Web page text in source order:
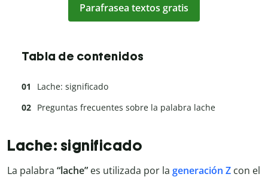
Parafrasea textos gratis
Tabla de contenidos
Lache: significado
Preguntas frecuentes sobre la palabra lache
Lache: significado
La palabra “lache” es utilizada por la generación Z con el